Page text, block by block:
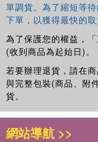
單調貨。為了縮短等
下單，以獲得最快的
為了保護您的權益，「
(收到商品為起始日)。
若要辦理退貨，請在
與完整包裝(商品、附
貨。
網站導航 >>